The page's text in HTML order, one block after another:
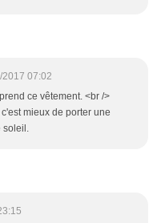
2017 07:02
ce vêtement. <br />
mieux de porter une
soleil.